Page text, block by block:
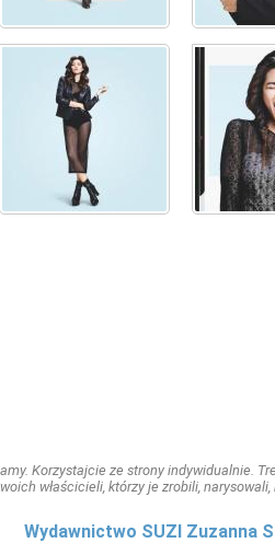
Korzystajcie ze strony indywidualnie.
właścicieli, którzy je zrobili,
Wydawnictwo SUZI Zuzanna